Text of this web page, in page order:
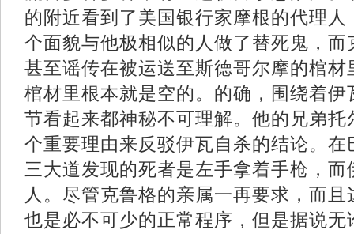
的附近看到了美国银行家摩根的代理
个面貌与他极相似的人做了替死鬼，
甚至谣传在被运送至斯德哥尔摩的棺
棺材里根本就是空的。的确，围绕着伊
节看起来都神秘不可理解。他的兄弟托
个重要理由来反驳伊瓦自杀的结论。
三大道发现的死者是左手拿着手枪，
人。尽管克鲁格的亲属一再要求，而
也是必不可少的正常程序，但是据说